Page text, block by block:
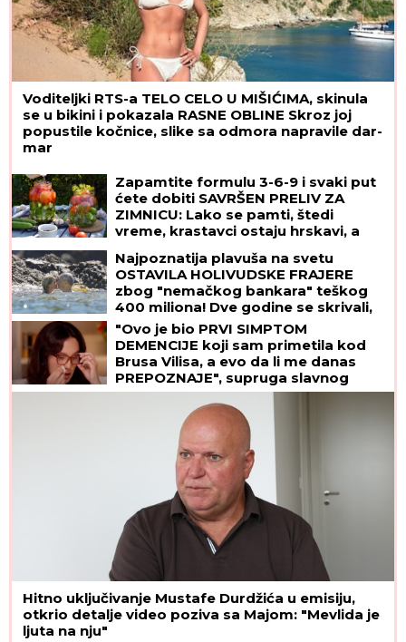
Voditeljki RTS-a TELO CELO U MIŠIĆIMA, skinula
se u bikini i pokazala RASNE OBLINE Skroz joj
popustile kočnice, slike sa odmora napravile dar-
mar
Zapamtite formulu 3-6-9 i svaki put
ćete dobiti SAVRŠEN PRELIV ZA
ZIMNICU: Lako se pamti, štedi
vreme, krastavci ostaju hrskavi, a
Najpoznatija plavuša na svetu
OSTAVILA HOLIVUDSKE FRAJERE
zbog "nemačkog bankara" teškog
400 miliona! Dve godine se skrivali,
sad su pale maske
"Ovo je bio PRVI SIMPTOM
DEMENCIJE koji sam primetila kod
Brusa Vilisa, a evo da li me danas
PREPOZNAJE", supruga slavnog
glumca otkrila nove detalje - OSEĆAJ
KRIVICE je non stop prati
Hitno uključivanje Mustafe Durdžića u emisiju,
otkrio detalje video poziva sa Majom: "Mevlida je
ljuta na nju"